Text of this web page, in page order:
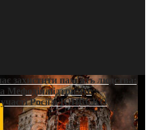
захистити пам’ять людства:
Мефодія підтримує
Росії в ЮНЕСКО